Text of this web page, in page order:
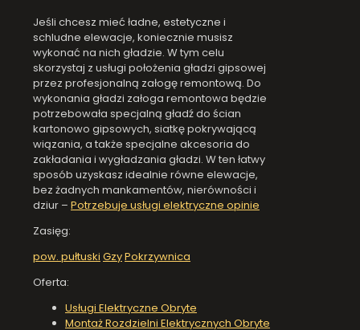
Jeśli chcesz mieć ładne, estetyczne i
schludne elewacje, koniecznie musisz
wykonać na nich gładzie. W tym celu
skorzystaj z usługi położenia gładzi gipsowej
przez profesjonalną załogę remontową. Do
wykonania gładzi załoga remontowa będzie
potrzebowała specjalną gładź do ścian
kartonowo gipsowych, siatkę pokrywającą
wiązania, a także specjalne akcesoria do
zakładania i wygładzania gładzi. W ten łatwy
sposób uzyskasz idealnie równe elewacje,
bez żadnych mankamentów, nierówności i
dziur – Potrzebuje usługi elektryczne opinie
Zasięg:
pow. pułtuski GzyPokrzywnica
Oferta:
Usługi Elektryczne Obryte
Montaż Rozdzielni Elektrycznych Obryte